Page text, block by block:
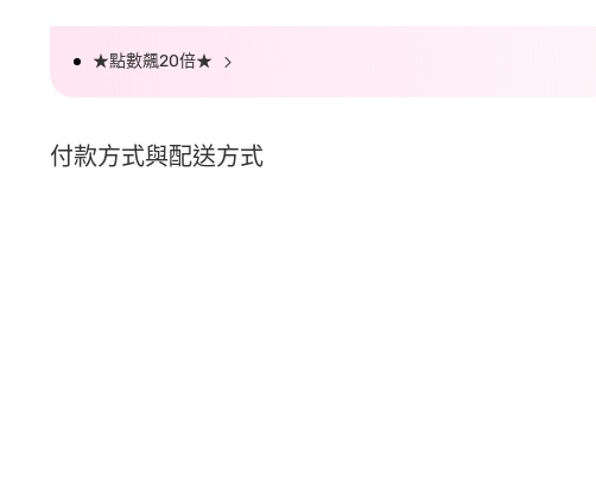
★點數飆20倍★
付款方式與配送方式